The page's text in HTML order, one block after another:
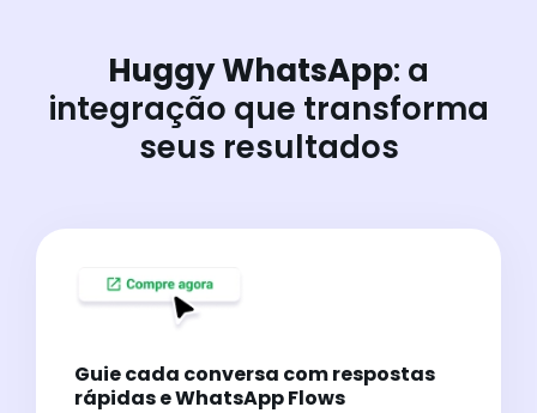
Huggy WhatsApp: a
integração que transforma
seus resultados
Guie cada conversa com respostas
rápidas e WhatsApp Flows